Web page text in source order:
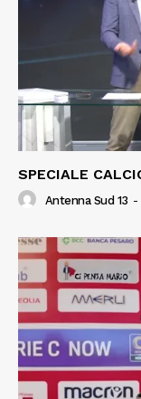
SPECIALE
Antenna Sud 13 -